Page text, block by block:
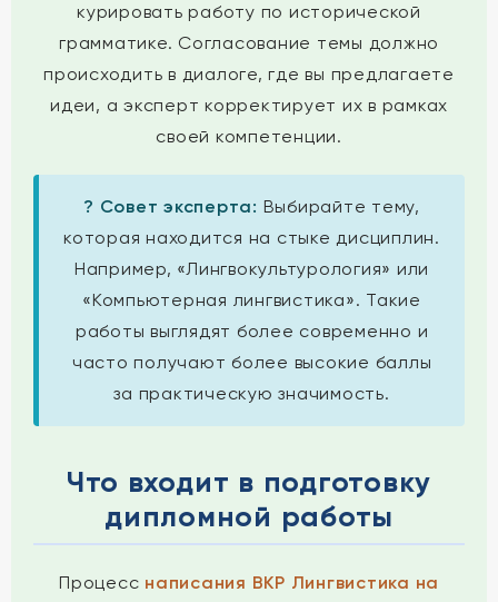
курировать работу по исторической
грамматике. Согласование темы должно
происходить в диалоге, где вы предлагаете
идеи, а эксперт корректирует их в рамках
своей компетенции.
? Совет эксперта: Выбирайте тему,
которая находится на стыке дисциплин.
Например, «Лингвокультурология» или
«Компьютерная лингвистика». Такие
работы выглядят более современно и
часто получают более высокие баллы
за практическую значимость.
Что входит в подготовку
дипломной работы
Процесс написания ВКР Лингвистика на